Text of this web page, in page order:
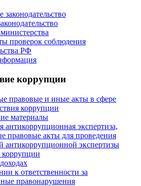
законодательство
проверок соблюдения
РФ
коррупции
правовые и иные акты в сфере
коррупции
материалы
антикоррупционная экспертиза,
правовые акты для проведения
антикоррупционной экспертизы
к ответственности за
правонарушения